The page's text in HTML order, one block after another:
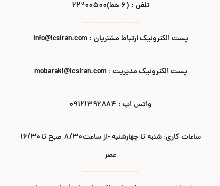
تلفن : (۶ خط)۲۲۲۰۰۵۰۰
پست الکترونیک ارتباط مشتریان : info@icsiran.com
پست الکترونیک مدیریت : mobaraki@icsiran.com
واتس اپ : ۰۹۱۲۱۳۹۲۸۸۴
ساعات کاری: شنبه تا چهارشنبه -از ساعت ۸/۳۰ صبح تا ۱۶/۳۰
عصر